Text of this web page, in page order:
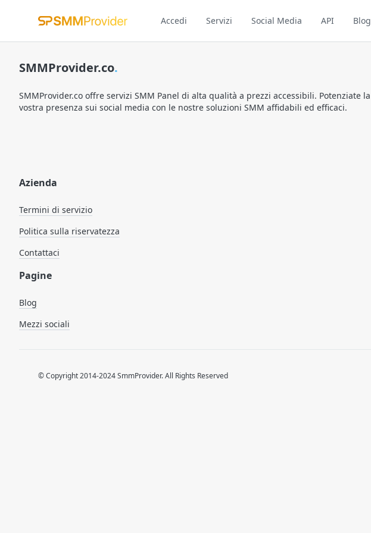
Accedi Servizi Social Media API Blog
SMMProvider.co.
SMMProvider.co offre servizi SMM Panel di alta qualità a prezzi accessibili. Potenziate la
vostra presenza sui social media con le nostre soluzioni SMM affidabili ed efficaci.
Azienda
Termini di servizio
Politica sulla riservatezza
Contattaci
Pagine
Blog
Mezzi sociali
© Copyright 2014-2024 SmmProvider. All Rights Reserved